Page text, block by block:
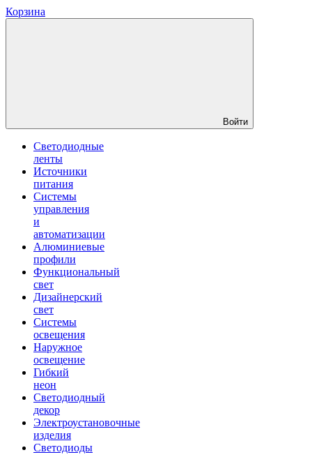
Корзина
Войти
Светодиодные
ленты
Источники
питания
Системы
управления
и
автоматизации
Алюминиевые
профили
Функциональный
свет
Дизайнерский
свет
Системы
освещения
Наружное
освещение
Гибкий
неон
Светодиодный
декор
Электроустановочные
изделия
Светодиоды